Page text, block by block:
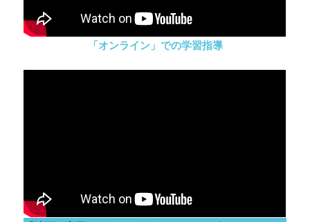
「オンライン」での学習指導